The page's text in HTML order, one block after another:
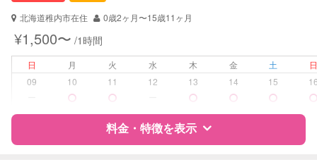
病児対応 病児、病後児、ともに不可
障がい児対応 対応可否は個別に相談
レッスン なし
北海道稚内市在住
0歳2ヶ月〜15歳11ヶ月
¥1,500〜 /1時間
日 月 火 水 木 金 土
09
10 11 12 13 14 15
料金・特徴を表示